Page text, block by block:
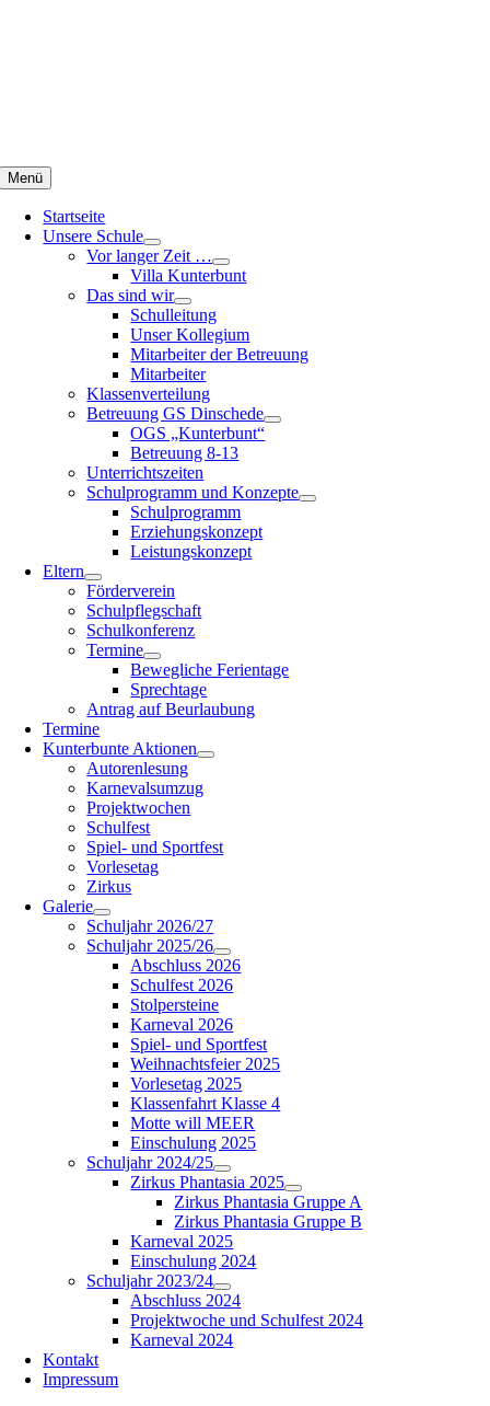
Menü
Startseite
Unsere Schule
Vor langer Zeit …
Villa Kunterbunt
Das sind wir
Schulleitung
Unser Kollegium
Mitarbeiter der Betreuung
Mitarbeiter
Klassenverteilung
Betreuung GS Dinschede
OGS „Kunterbunt“
Betreuung 8-13
Unterrichtszeiten
Schulprogramm und Konzepte
Schulprogramm
Erziehungskonzept
Leistungskonzept
Eltern
Förderverein
Schulpflegschaft
Schulkonferenz
Termine
Bewegliche Ferientage
Sprechtage
Antrag auf Beurlaubung
Termine
Kunterbunte Aktionen
Autorenlesung
Karnevalsumzug
Projektwochen
Schulfest
Spiel- und Sportfest
Vorlesetag
Zirkus
Galerie
Schuljahr 2026/27
Schuljahr 2025/26
Abschluss 2026
Schulfest 2026
Stolpersteine
Karneval 2026
Spiel- und Sportfest
Weihnachtsfeier 2025
Vorlesetag 2025
Klassenfahrt Klasse 4
Motte will MEER
Einschulung 2025
Schuljahr 2024/25
Zirkus Phantasia 2025
Zirkus Phantasia Gruppe A
Zirkus Phantasia Gruppe B
Karneval 2025
Einschulung 2024
Schuljahr 2023/24
Abschluss 2024
Projektwoche und Schulfest 2024
Karneval 2024
Kontakt
Impressum